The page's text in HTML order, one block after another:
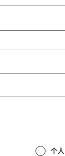
个人